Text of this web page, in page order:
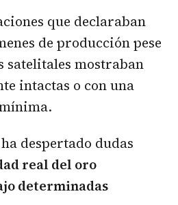
que declaraban
de producción pese
satelitales mostraban
intactas o con una
despertado dudas
real del oro
determinadas